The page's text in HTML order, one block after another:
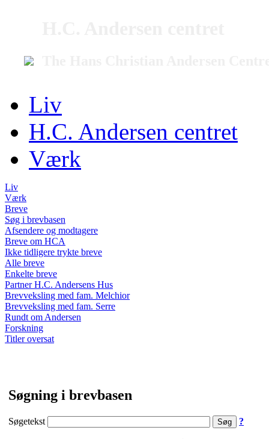
Liv
H.C. Andersen centret
Værk
Liv
Værk
Breve
Søg i brevbasen
Afsendere og modtagere
Breve om HCA
Ikke tidligere trykte breve
Alle breve
Enkelte breve
Partner H.C. Andersens Hus
Brevveksling med fam. Melchior
Brevveksling med fam. Serre
Rundt om Andersen
Forskning
Titler oversat
Søgning i brevbasen
Søgetekst ?